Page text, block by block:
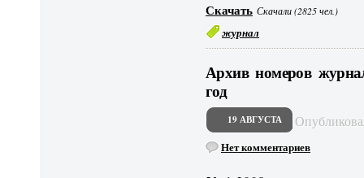
Скачать Скачали (2825 чел.)
журнал
Архив номеров
год
19 АВГУСТА
Нет комментариев